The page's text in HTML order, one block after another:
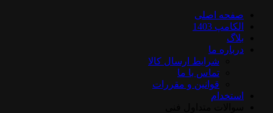
صفحه اصلی
الکامپ 1403
بلاگ
درباره ما
شرایط ارسال کالا
تماس با ما
قوانین و مقررات
استخدام